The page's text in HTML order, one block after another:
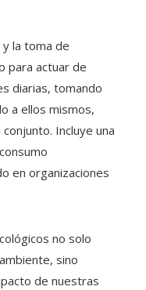
la toma de
para actuar de
diarias, tomando
a ellos mismos,
Incluye una
en organizaciones
no solo
sino
de nuestras